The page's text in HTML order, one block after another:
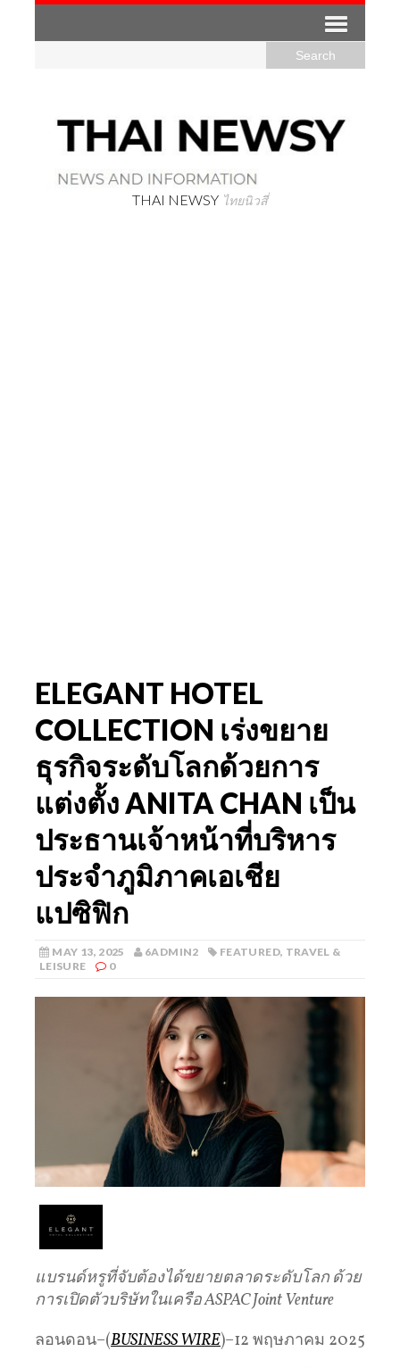
THAI NEWSY ไทยนิวสี่
ELEGANT HOTEL
COLLECTION เร่งขยาย
ธุรกิจระดับโลกด้วยการ
แต่งตั้ง ANITA CHAN เป็น
ประธานเจ้าหน้าที่บริหาร
ประจำภูมิภาคเอเชีย
แปซิฟิก
MAY 13, 2025 6ADMIN2 FEATURED, TRAVEL &
LEISURE
0
แบรนด์หรูที่จับต้องได้ขยายตลาดระดับโลก ด้วย
การเปิดตัวบริษัทในเครือ ASPAC Joint Venture
ลอนดอน–(BUSINESS WIRE)–12 พฤษภาคม 2025